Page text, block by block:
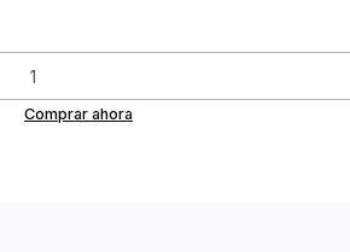
Comprar ahora